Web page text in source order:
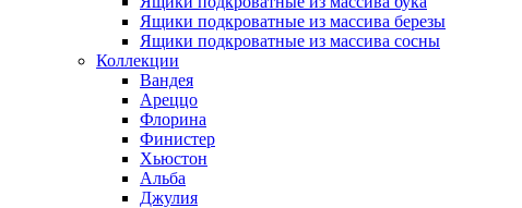
Ящики подкроватные из массива березы
Ящики подкроватные из массива сосны
Коллекции
Вандея
Ареццо
Флорина
Финистер
Хьюстон
Альба
Джулия